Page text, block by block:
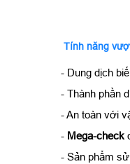
Tính năng
- Dung dịch
- Thành phần
- An toàn với
- Mega-check
- Sản phẩm